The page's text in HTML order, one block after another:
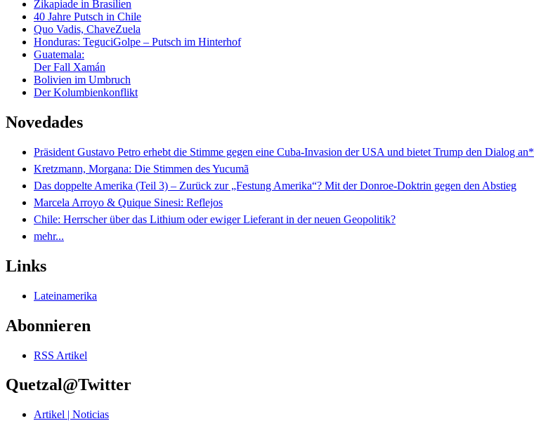
Zikapiade in Brasilien
40 Jahre Putsch in Chile
Quo Vadis, ChaveZuela
Honduras: TeguciGolpe – Putsch im Hinterhof
Guatemala:
Der Fall Xamán
Bolivien im Umbruch
Der Kolumbienkonflikt
Novedades
Präsident Gustavo Petro erhebt die Stimme gegen eine Cuba-Invasion der USA und bietet Trump den Dialog an*
Kretzmann, Morgana: Die Stimmen des Yucumã
Das doppelte Amerika (Teil 3) – Zurück zur „Festung Amerika“? Mit der Donroe-Doktrin gegen den Abstieg
Marcela Arroyo & Quique Sinesi: Reflejos
Chile: Herrscher über das Lithium oder ewiger Lieferant in der neuen Geopolitik?
mehr...
Links
Lateinamerika
Abonnieren
RSS Artikel
Quetzal@Twitter
Artikel | Noticias